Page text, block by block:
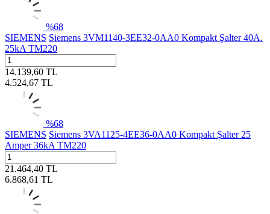
%68
SIEMENS Siemens 3VM1140-3EE32-0AA0 Kompakt Şalter 40A.
25kA TM220
14.139,60 TL
4.524,67 TL
%68
SIEMENS Siemens 3VA1125-4EE36-0AA0 Kompakt Şalter 25
Amper 36kA TM220
21.464,40 TL
6.868,61 TL